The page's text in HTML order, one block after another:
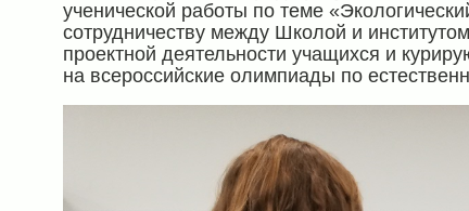
ученической работы по теме
сотрудничеству между Школой и
проектной деятельности учащихся и
на всероссийские олимпиады по